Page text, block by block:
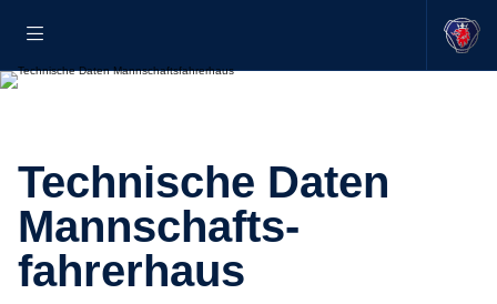
Technische Daten
Mannschafts­
fahrerhaus